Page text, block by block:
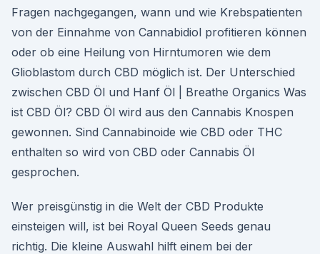
Fragen nachgegangen, wann und wie Krebspatienten
von der Einnahme von Cannabidiol profitieren können
oder ob eine Heilung von Hirntumoren wie dem
Glioblastom durch CBD möglich ist. Der Unterschied
zwischen CBD Öl und Hanf Öl | Breathe Organics Was
ist CBD Öl? CBD Öl wird aus den Cannabis Knospen
gewonnen. Sind Cannabinoide wie CBD oder THC
enthalten so wird von CBD oder Cannabis Öl
gesprochen.
Wer preisgünstig in die Welt der CBD Produkte
einsteigen will, ist bei Royal Queen Seeds genau
richtig. Die kleine Auswahl hilft einem bei der